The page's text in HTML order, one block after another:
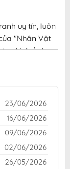
uy tín, luôn
"Nhân Vật
hình ảnh
thiện, mang
lợi, hoàn
tranh
23/06/2026
16/06/2026
09/06/2026
02/06/2026
26/05/2026